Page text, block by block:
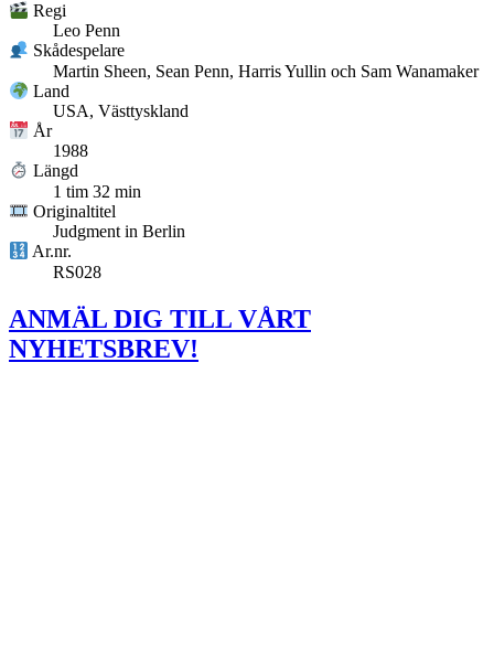
Regi
Leo Penn
Skådespelare
Martin Sheen, Sean Penn, Harris Yullin och Sam Wanamaker
Land
USA, Västtyskland
År
1988
Längd
1 tim 32 min
Originaltitel
Judgment in Berlin
Ar.nr.
RS028
ANMÄL DIG TILL VÅRT
NYHETSBREV!